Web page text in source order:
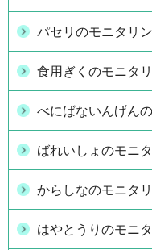
パセリのモニタリ
食用ぎくのモニタ
べにばないんげん
ばれいしょのモニ
からしなのモニタ
はやとうりのモニ